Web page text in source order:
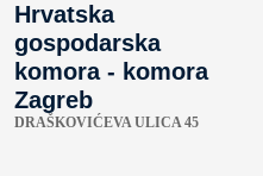
Hrvatska
gospodarska
komora - komora
Zagreb
DRAŠKOVIĆEVA ULICA 45